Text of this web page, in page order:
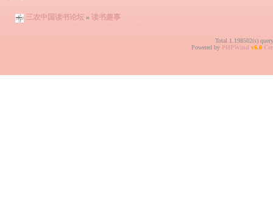
三农中国读书论坛 » 读书趣事
Total 1.198502(s)
Powered by PHPWind v6.0